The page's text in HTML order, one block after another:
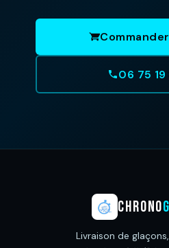
06 75 19
CHRONO
Livraison de